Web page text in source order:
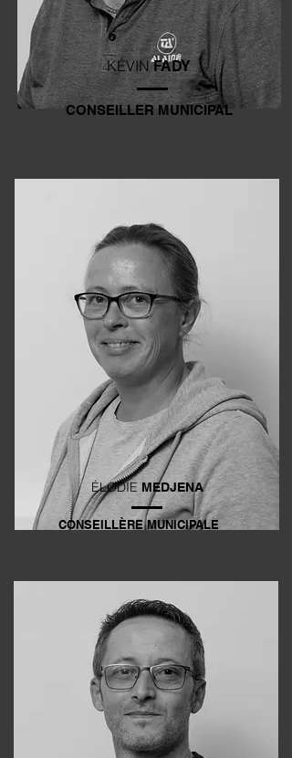
KÉVINFADY
CONSEILLER MUNICIPAL
ÉLODIE MEDJENA
CONSEILLÈRE MUNICIPALE